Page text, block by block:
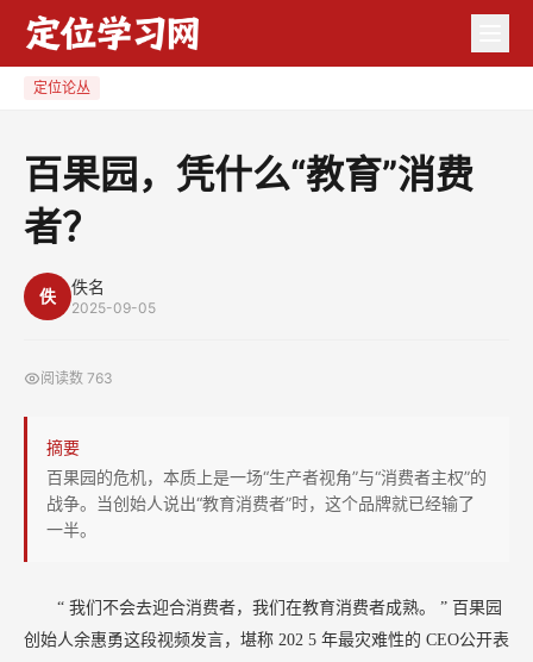
园，
“教
定位论丛
百果园，凭什么“教育”消费
者？
佚 佚名
2025-09-05
阅读数 763
摘要
百果园的危机，本质上是一场“生产者视角”与“消费者主权”的
战争。当创始人说出“教育消费者”时，这个品牌就已经输了
一半。
“ 我们不会去迎合消费者，我们在教育消费者成熟。 ” 百果园
创始人余惠勇这段视频发言，堪称 202 5 年最灾难性的 CEO公开表